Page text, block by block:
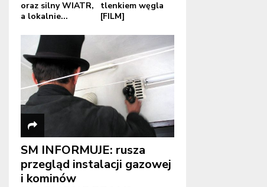
oraz silny WIATR,
a lokalnie...
tlenkiem węgla
[FILM]
SM INFORMUJE: rusza
przegląd instalacji gazowej
i kominów